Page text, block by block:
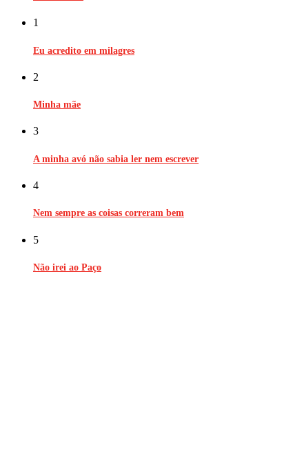
1
Eu acredito em milagres
2
Minha mãe
3
A minha avó não sabia ler nem escrever
4
Nem sempre as coisas correram bem
5
Não irei ao Paço